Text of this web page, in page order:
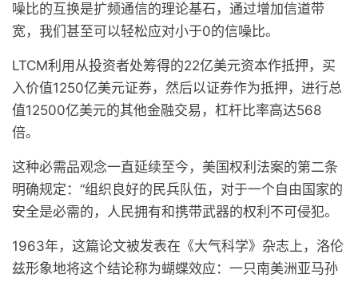
噪比的互换是扩频通信的理论基石，通过增加信道带
宽，我们甚至可以轻松应对小于0的信噪比。
LTCM利用从投资者处筹得的22亿美元资本作抵押，买
入价值1250亿美元证券，然后以证券作为抵押，进行总
值12500亿美元的其他金融交易，杠杆比率高达568
倍。
这种必需品观念一直延续至今，美国权利法案的第二条
明确规定：“组织良好的民兵队伍，对于一个自由国家的
安全是必需的，人民拥有和携带武器的权利不可侵犯。
1963年，这篇论文被发表在《大气科学》杂志上，洛伦
兹形象地将这个结论称为蝴蝶效应：一只南美洲亚马孙